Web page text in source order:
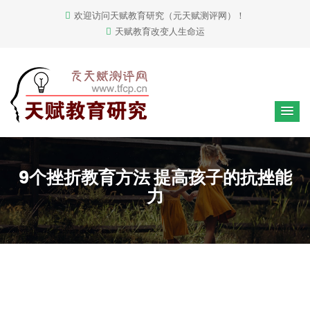
欢迎访问天赋教育研究（元天赋测评网）！
天赋教育改变人生命运
9个挫折教育方法 提高孩子的抗挫能
力